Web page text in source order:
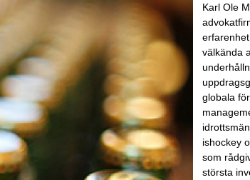
Karl Ole
välkända
globala
ishockey
som
största